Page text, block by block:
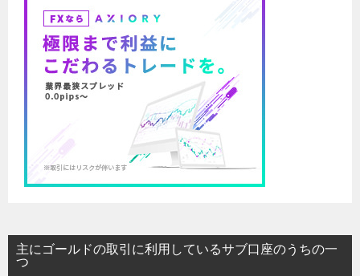
主にゴールドの取引に利用しているサブ口座のうちの一
つ